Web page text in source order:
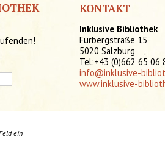
ein
KONTAKT
Inklusive Bibliothek
Fürbergstraße 15
5020 Salzburg
Tel:+43 (0)662 65 06
info@inklusive-
www.inklusive-